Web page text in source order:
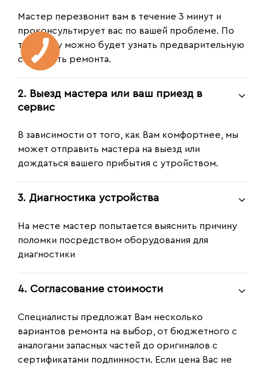
Мастер перезвонит вам в течение 3 минут и
проконсультирует вас по вашей проблеме. По
телефону можно будет узнать предварительную
стоимость ремонта.
2. Выезд мастера или ваш приезд в
сервис
В зависимости от того, как Вам комфортнее, мы
может отправить мастера на выезд или
дождаться вашего прибытия с утройством.
3. Диагностика устройства
На месте мастер попытается выяснить причину
поломки посредством оборудования для
диагностики
4. Согласование стоимости
Специалисты предложат Вам несколько
вариантов ремонта на выбор, от бюджетного с
аналогами запасных частей до оригиналов с
сертификатами подлинности. Если цена Вас не